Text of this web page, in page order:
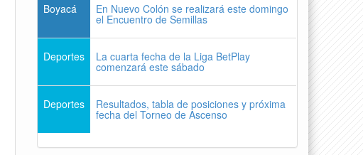
Boyacá En Nuevo Colón se realizará este domingo
el Encuentro de Semillas
Deportes La cuarta fecha de la Liga BetPlay
comenzará este sábado
Deportes Resultados, tabla de posiciones y próxima
fecha del Torneo de Ascenso